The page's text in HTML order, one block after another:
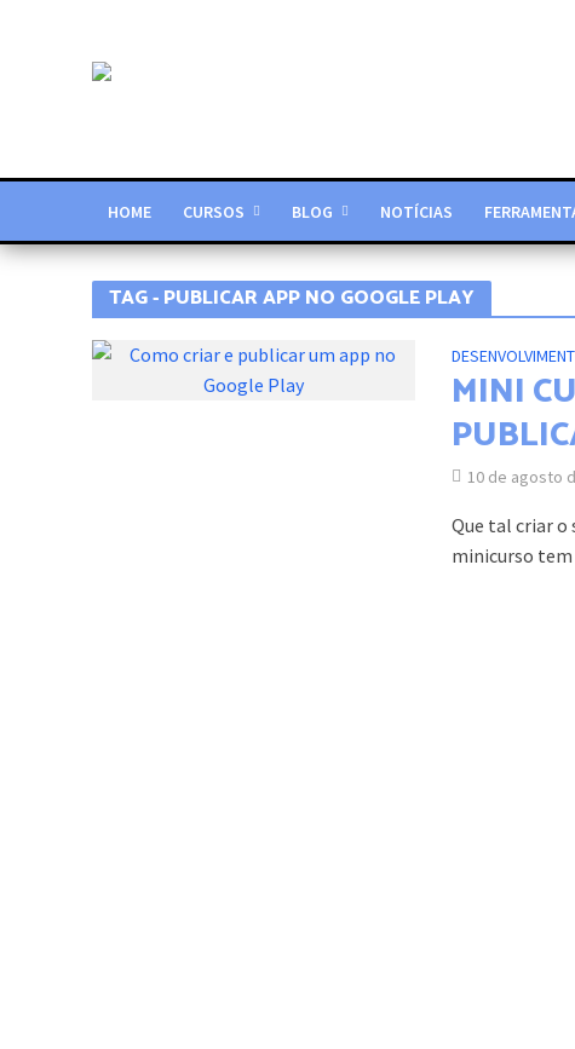
HOME CURSOS BLOG NOTÍCIAS
TAG - PUBLICAR APP NO GOOGLE PLAY
MINI
10 de agosto
Que tal criar o
minicurso tem